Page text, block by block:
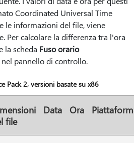
Coordinated Universal Time
le informazioni del file, viene
Per calcolare la differenza tra l'ora
la scheda Fuso orario
nel pannello di controllo.
Pack 2, versioni basate su x86
file
Data Ora